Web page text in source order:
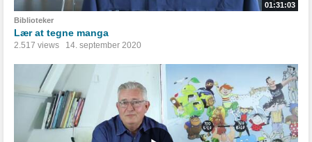
01:31:03
Biblioteker
Lær at tegne manga
2.517 views 14. september 2020